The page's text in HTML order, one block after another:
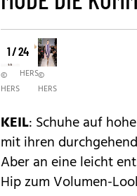
1 / 24
©
HERSTELLER
©
HERSTELLER
©
HERSTELLER
KEIL: Schuhe auf
mit ihren
Aber an eine leicht
Hip zum Volumen-